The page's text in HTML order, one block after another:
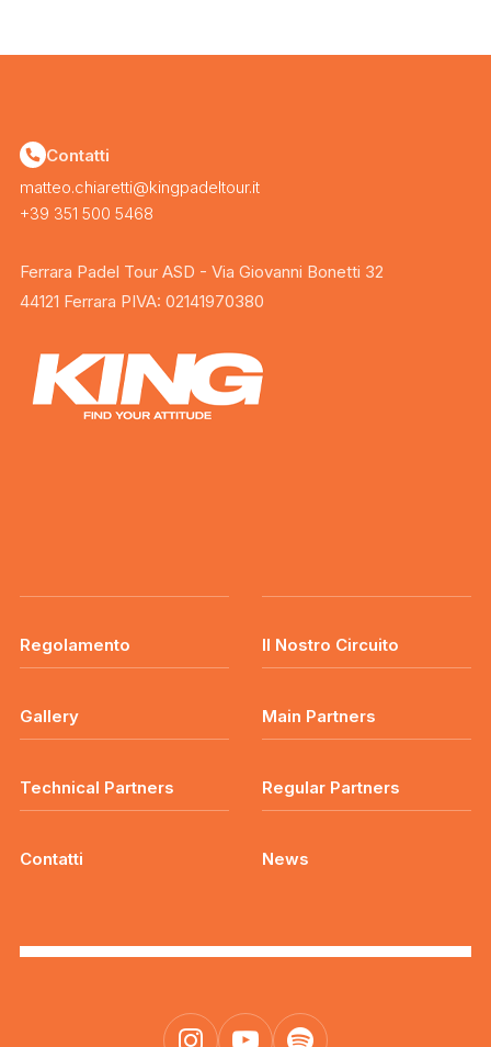
Contatti
matteo.chiaretti@kingpadeltour.it
+39 351 500 5468
Ferrara Padel Tour ASD - Via Giovanni Bonetti 32
44121 Ferrara PIVA: 02141970380
Regolamento Il Nostro Circuito
Gallery Main Partners
Technical Partners Regular Partners
Contatti News